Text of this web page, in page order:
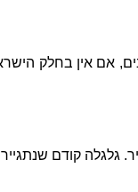
אם אין בחלק
גלגלה קודם